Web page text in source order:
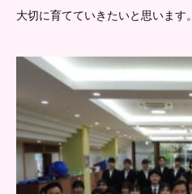
大切に育てていきたいと思います。